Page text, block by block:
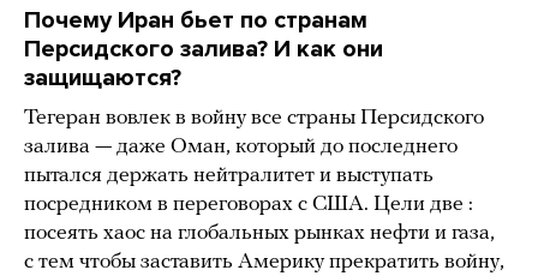
Почему Иран бьет по странам
Персидского залива? И как они
защищаются?
Тегеран вовлек в войну все страны Персидского
залива — даже Оман, который до последнего
пытался держать нейтралитет и выступать
посредником в переговорах с США. Цели две :
посеять хаос на глобальных рынках нефти и газа,
с тем чтобы заставить Америку прекратить войну,